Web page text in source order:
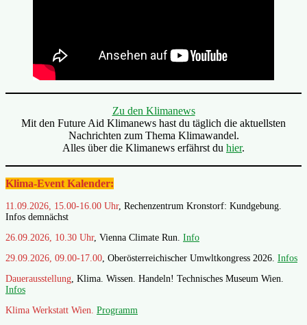
Zu den Klimanews
Mit den Future Aid Klimanews hast du täglich die aktuellsten
Nachrichten zum Thema Klimawandel.
Alles über die Klimanews erfährst du hier.
Klima-Event Kalender:
11.09.2026, 15.00-16.00 Uhr, Rechenzentrum Kronstorf: Kundgebung.
Infos demnächst
26.09.2026, 10.30 Uhr, Vienna Climate Run. Info
29.09.2026, 09.00-17.00, Oberösterreichischer Umwltkongress 2026. Infos
Dauerausstellung, Klima. Wissen. Handeln! Technisches Museum Wien.
Infos
Klima Werkstatt Wien. Programm